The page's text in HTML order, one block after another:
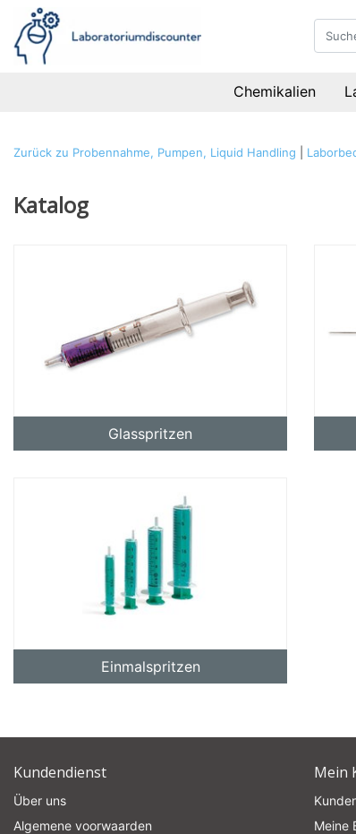
Chemikalien
Zurück zu Probennahme, Pumpen, Liquid Handling
Katalog
Glasspritzen
Einmalspritzen
Kundendienst
Über uns
Algemene voorwaarden
Mein
Meine